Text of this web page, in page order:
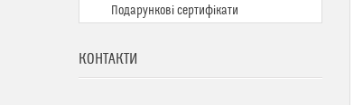
Подарункові сертифікати
КОНТАКТИ